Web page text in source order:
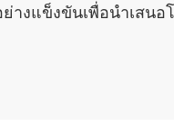
างแข็งขันเพื่อนำเสน